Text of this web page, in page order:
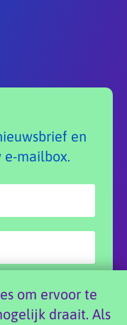
en
e-mailbox.
om ervoor te
draait. Als